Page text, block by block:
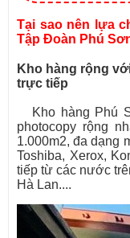
Tại sao nên lựa
Tập Đoàn Phú
Kho hàng rộng
trực tiếp
Kho hàng Phú
photocopy rộng
1.000m2, đa dạng
Toshiba, Xerox,
tiếp từ các nước
Hà Lan....